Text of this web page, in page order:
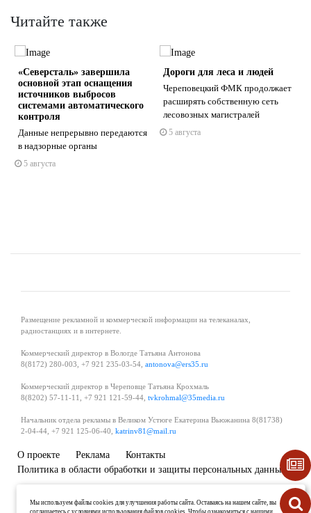
Читайте также
«Северсталь» завершила
основной этап оснащения
источников выбросов
системами автоматического
контроля
Данные непрерывно передаются
в надзорные органы
5 августа
Дороги для леса и людей
Череповецкий ФМК продолжает
расширять собственную сеть
лесовозных магистралей
5 августа
Размещение рекламной и коммерческой информации на телеканалах,
радиостанциях и в интернете.
Коммерческий директор в Вологде Татьяна Антонова
8(8172) 280-003, +7 921 235-03-54, antonova@ers35.ru
Коммерческий директор в Череповце Татьяна Крохмаль
8(8202) 57-11-11, +7 921 121-59-44, tvkrohmal@35media.ru
Начальник отдела рекламы в Великом Устюге Екатерина Вьюжанина 8(81738)
2-04-44, +7 921 125-06-40, katrinv81@mail.ru
О проекте Реклама
Контакты
Политика в области обработки и защиты персональных данных
Мы используем файлы cookies для улучшения работы сайта. Оставаясь на нашем сайте, вы
соглашаетесь с условиями использования файлов cookies. Чтобы ознакомиться с нашими